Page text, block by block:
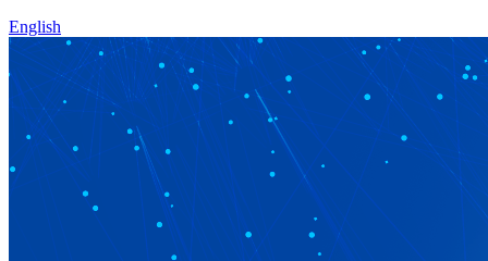
English